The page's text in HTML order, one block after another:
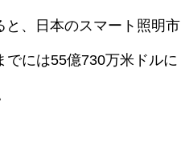
、日本のスマート照明市
でには55億730万米ドルに